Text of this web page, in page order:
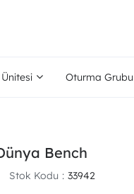
Oturma Grubu
Bench
Stok Kodu 33942